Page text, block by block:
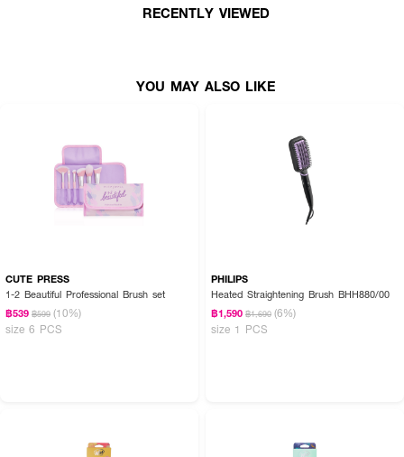
RECENTLY VIEWED
YOU MAY ALSO LIKE
CUTE PRESS
1-2 Beautiful Professional Brush set
฿539 ฿599 (10%)
size 6 PCS
PHILIPS
Heated Straightening Brush BHH880/00
฿1,590 ฿1,690 (6%)
size 1 PCS